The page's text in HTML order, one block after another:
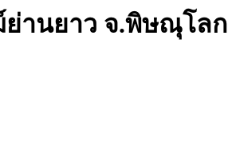
ย่านยาว จ.พิษณุโลก